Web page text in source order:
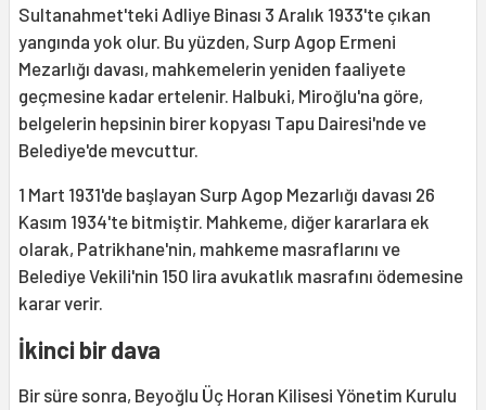
Sultanahmet'teki Adliye Binası 3 Aralık 1933'te çıkan
yangında yok olur. Bu yüzden, Surp Agop Ermeni
Mezarlığı davası, mahkemelerin yeniden faaliyete
geçmesine kadar ertelenir. Halbuki, Miroğlu'na göre,
belgelerin hepsinin birer kopyası Tapu Dairesi'nde ve
Belediye'de mevcuttur.
1 Mart 1931'de başlayan Surp Agop Mezarlığı davası 26
Kasım 1934'te bitmiştir. Mahkeme, diğer kararlara ek
olarak, Patrikhane'nin, mahkeme masraflarını ve
Belediye Vekili'nin 150 lira avukatlık masrafını ödemesine
karar verir.
İkinci bir dava
Bir süre sonra, Beyoğlu Üç Horan Kilisesi Yönetim Kurulu